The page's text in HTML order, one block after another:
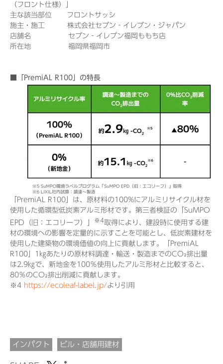
（フロント仕様）」
主な該当部位 フロントサッシ
施主・施工 株式会社セブン‐イレブン・ジャパン
店舗名 セブン‐イレブン福岡ももち店
所在地 福岡県福岡市
■「PremiAL R100」の特長
「PremiAL R100」は、原材料の100%にアルミリサイクル材を
使用した循環型低炭素アルミ形材です。第三者検証の「SuMPO
EPD（旧：エコリーフ）」
※4取得により、建設時に使用する建
材の環境への影響を定量的に示すことを可能とし、低炭素建材を
使用した建築物の環境価値の向上に貢献します。「PremiAL
R100」1㎏あたりの原材料調達・輸送・製造までのCO₂排出量
は2.9㎏で、新地金を100％使用したアルミ形材と比較すると、
80％のCO₂排出削減に貢献します。
※4 https://ecoleaf-label.jp/より引用
インパクト ビル・店舗用建材